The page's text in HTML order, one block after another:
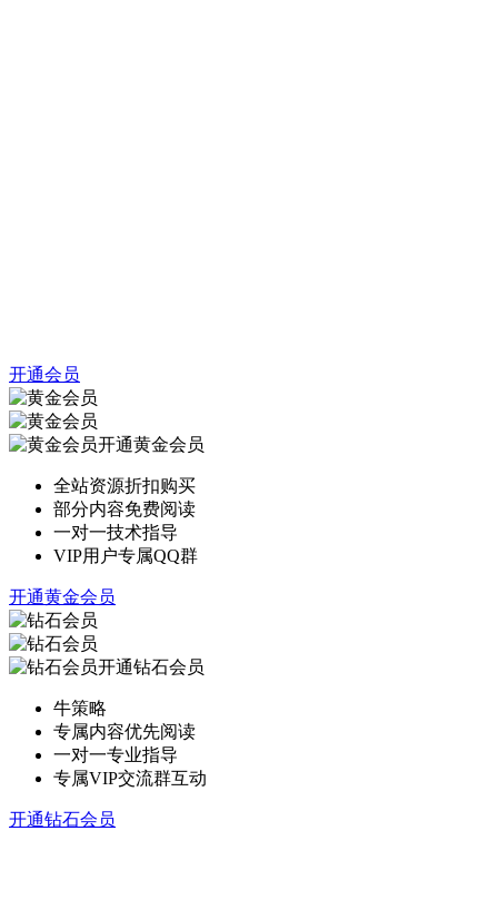
开通会员
开通黄金会员
全站资源折扣购买
部分内容免费阅读
一对一技术指导
VIP用户专属QQ群
开通黄金会员
开通钻石会员
牛策略
专属内容优先阅读
一对一专业指导
专属VIP交流群互动
开通钻石会员